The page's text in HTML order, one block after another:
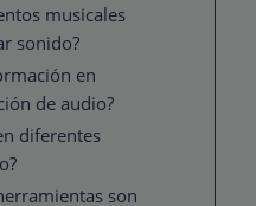
musicales
sonido?
en
de audio?
diferentes
son